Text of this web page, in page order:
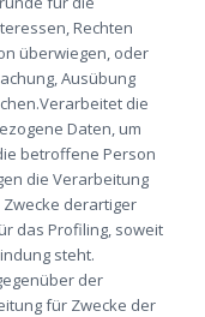
Rechten
überwiegen, oder
Ausübung
die
Daten, um
betroffene Person
die Verarbeitung
derartiger
das Profiling, soweit
steht.
der
für Zwecke der